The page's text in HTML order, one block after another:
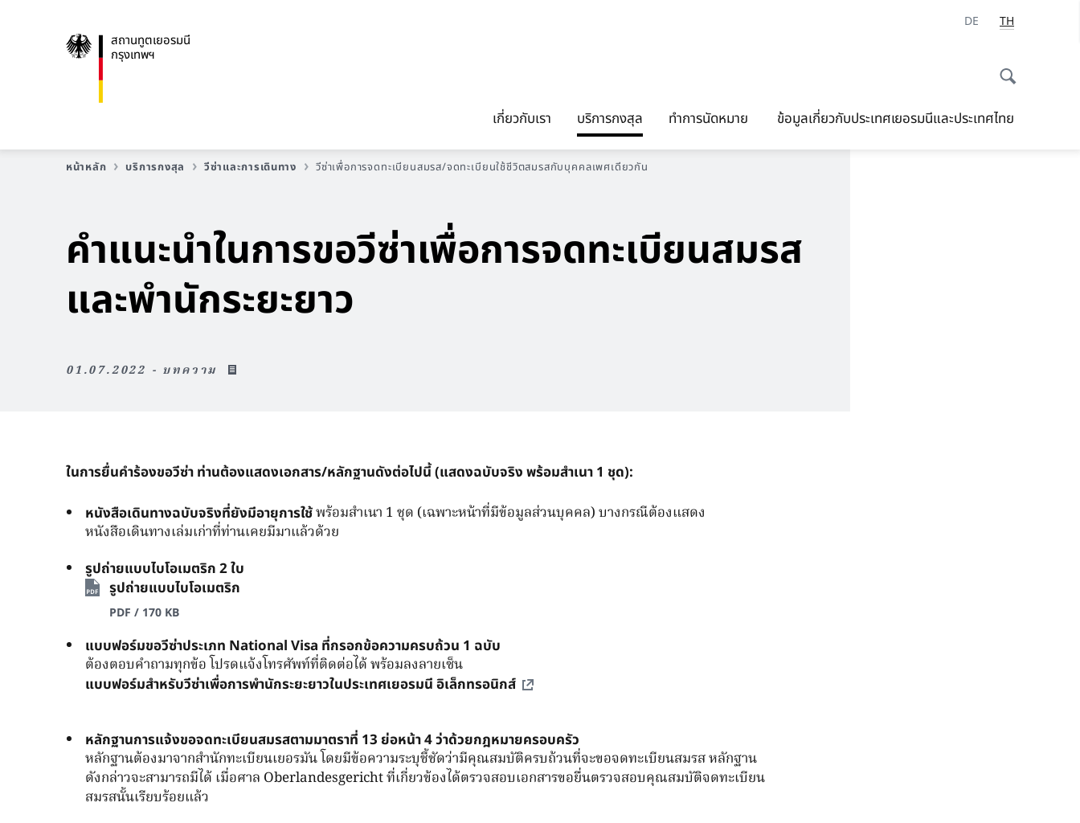
สถานทูตเยอรมนี
กรุงเทพฯ
DE TH
เกี่ยวกับเรา บริการกงสุล ทำการนัดหมาย ข้อมูลเกี่ยวกับประเทศเยอรมนีและประเทศไทย
หน้าหลัก บริการกงสุล วีซ่าและการเดินทาง วีซ่าเพื่อการจดทะเบียนสมรส/จดทะเบียนใช้ชีวิตสมรสกับบุคคลเพศเดียวกัน
คำแนะนำในการขอวีซ่าเพื่อการจดทะเบียนสมรส
และพำนักระยะยาว
01.07.2022 - บทความ
ในการยื่นคำร้องขอวีซ่า ท่านต้องแสดงเอกสาร/หลักฐานดังต่อไปนี้ (แสดงฉบับจริง พร้อมสำเนา 1 ชุด):
หนังสือเดินทางฉบับจริงที่ยังมีอายุการใช้พร้อมสำเนา 1 ชุด (เฉพาะหน้าที่มีข้อมูลส่วนบุคคล) บางกรณีต้องแสดง
หนังสือเดินทางเล่มเก่าที่ท่านเคยมีมาแล้วด้วย
รูปถ่ายแบบไบโอเมตริก 2 ใบ
รูปถ่ายแบบไบโอเมตริก
PDF / 170 KB
แบบฟอร์มขอวีซ่าประเภท National Visa ที่กรอกข้อความครบถ้วน 1 ฉบับ
ต้องตอบคำถามทุกข้อ โปรดแจ้งโทรศัพท์ที่ติดต่อได้ พร้อมลงลายเซ็น
แบบฟอร์มสำหรับวีซ่าเพื่อการพำนักระยะยาวในประเทศเยอรมนี อิเล็กทรอนิกส์
หลักฐานการแจ้งขอจดทะเบียนสมรสตามมาตราที่ 13 ย่อหน้า 4 ว่าด้วยกฎหมายครอบครัว
หลักฐานต้องมาจากสำนักทะเบียนเยอรมัน โดยมีข้อความระบุชี้ชัดว่ามีคุณสมบัติครบถ้วนที่จะขอจดทะเบียนสมรส หลักฐาน
ดังกล่าวจะสามารถมีได้ เมื่อศาล Oberlandesgericht ที่เกี่ยวข้องได้ตรวจสอบเอกสารขอยื่นตรวจสอบคุณสมบัติจดทะเบียน
สมรสนั้นเรียบร้อยแล้ว